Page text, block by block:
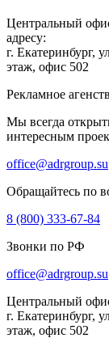
Центральный
адресу:
г. Екатеринбург,
этаж, офис 502
Рекламное
Мы всегда
интересным
office@adrgroup.su
Обращайтесь по
8 (800) 333-67-84
Звонки по РФ
office@adrgroup.su
Центральный
г. Екатеринбург,
этаж, офис 502